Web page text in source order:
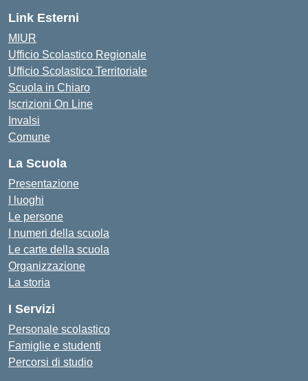
Link Esterni
MIUR
Ufficio Scolastico Regionale
Ufficio Scolastico Territoriale
Scuola in Chiaro
Iscrizioni On Line
Invalsi
Comune
La Scuola
Presentazione
I luoghi
Le persone
I numeri della scuola
Le carte della scuola
Organizzazione
La storia
I Servizi
Personale scolastico
Famiglie e studenti
Percorsi di studio